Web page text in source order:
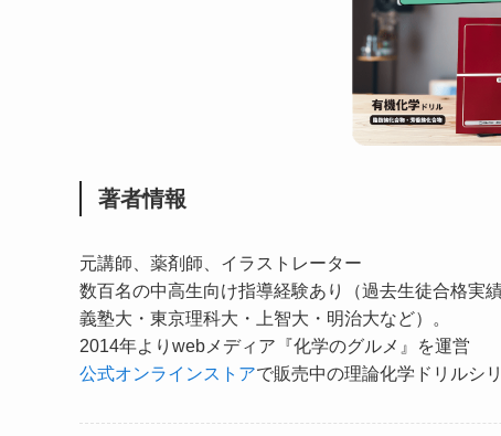
著者情報
元講師、薬剤師、イラストレーター
数百名の中高生向け指導経験あり（過去生徒合格実
義塾大・東京理科大・上智大・明治大など）。
2014年よりwebメディア『化学のグルメ』を運営
公式オンラインストアで販売中の理論化学ドリルシ